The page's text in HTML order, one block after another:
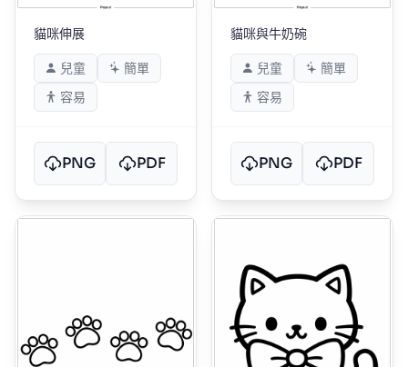
貓咪伸展
兒童
簡單
容易
PNG PDF
貓咪與牛奶碗
兒童
簡單
容易
PNG PDF